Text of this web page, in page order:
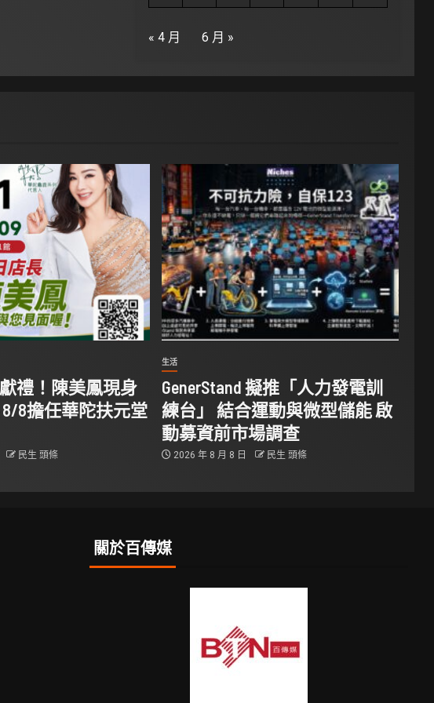
« 4 月 6 月 »
禮！陳美鳳現身
8擔任華陀扶元堂
民生 頭條
生活
GenerStand 擬推「人力發電訓
練台」 結合運動與微型儲能 啟
動募資前市場調查
2026 年 8 月 8 日 民生 頭條
關於百傳媒